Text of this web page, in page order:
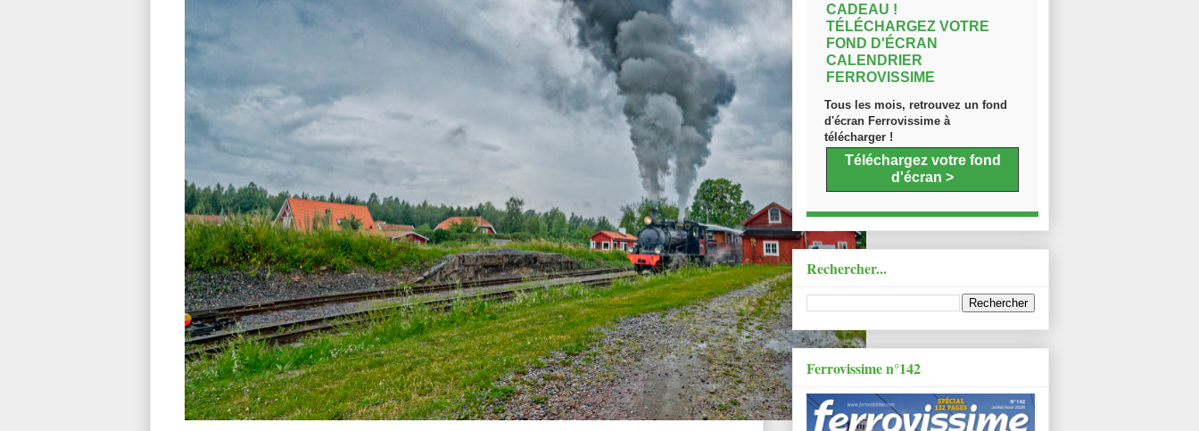
CADEAU !
TÉLÉCHARGEZ VOTRE
FOND D'ÉCRAN
CALENDRIER
FERROVISSIME
Tous les mois, retrouvez un fond
d'écran Ferrovissime à
télécharger !
Téléchargez votre fond
d'écran >
Rechercher...
Ferrovissime n°142